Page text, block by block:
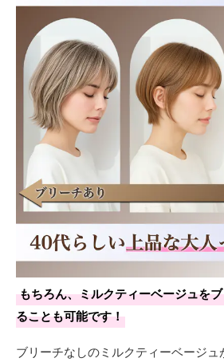
もちろん、ミルクティーベージュを
ることも可能です！
ブリーチなしのミルクティーベージ